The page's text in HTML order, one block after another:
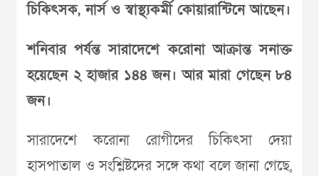
চিকিৎসক, নার্স ও স্বাস্থ্যকর্মী কোয়ারান্টিনে আছেন।
শনিবার পর্যন্ত সারাদেশে করোনা আক্রান্ত সনাক্ত
হয়েছেন ২ হাজার ১৪৪ জন। আর মারা গেছেন ৮৪
জন।
সারাদেশে করোনা রোগীদের চিকিৎসা দেয়া
হাসপাতাল ও সংশ্লিষ্টদের সঙ্গে কথা বলে জানা গেছে,